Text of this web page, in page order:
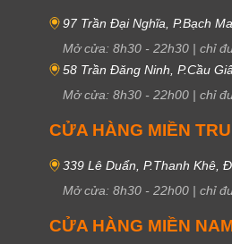
97 Trần Đại Nghĩa, P.Bạch
Mở cửa: 8h30 - 22h30 | chỉ
58 Trần Đăng Ninh, P.Cầu
Mở cửa: 8h30 - 22h00 | chỉ
CỬA HÀNG MIỀN
339 Lê Duẩn, P.Thanh Khê,
Mở cửa: 8h30 - 22h00 | chỉ
CỬA HÀNG MIỀN